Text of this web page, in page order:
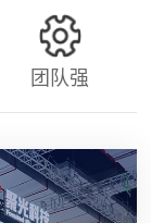
团队强